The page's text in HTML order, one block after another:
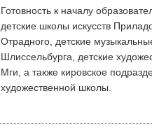
Готовность к началу
детские школы искусств
Отрадного, детские
Шлиссельбурга, детские
Мги, а также кировское
художественной школы.